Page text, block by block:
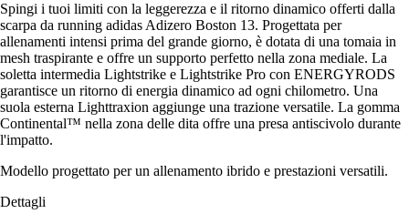
Spingi i tuoi limiti con la leggerezza e il ritorno dinamico offerti dalla
scarpa da running adidas Adizero Boston 13. Progettata per
allenamenti intensi prima del grande giorno, è dotata di una tomaia in
mesh traspirante e offre un supporto perfetto nella zona mediale. La
soletta intermedia Lightstrike e Lightstrike Pro con ENERGYRODS
garantisce un ritorno di energia dinamico ad ogni chilometro. Una
suola esterna Lighttraxion aggiunge una trazione versatile. La gomma
Continental™ nella zona delle dita offre una presa antiscivolo durante
l'impatto.
Modello progettato per un allenamento ibrido e prestazioni versatili.
Dettagli